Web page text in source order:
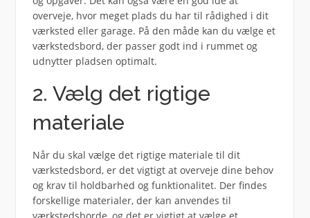
overveje, hvor meget plads du har til rådighed i dit
værksted eller garage. På den måde kan du vælge et
værkstedsbord, der passer godt ind i rummet og
udnytter pladsen optimalt.
2. Vælg det rigtige
materiale
Når du skal vælge det rigtige materiale til dit
værkstedsbord, er det vigtigt at overveje dine behov
og krav til holdbarhed og funktionalitet. Der findes
forskellige materialer, der kan anvendes til